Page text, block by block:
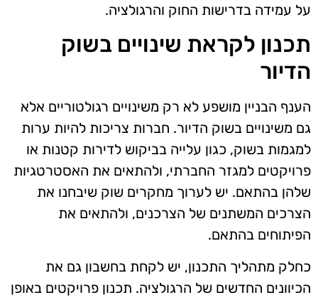
על עמידה בדרישות החוק והרגולציה.
תכנון לקראת שינויים בשוק
הדיור
הענף הבניין מושפע לא רק משינויים רגולטוריים אלא
גם משינויים בשוק הדיור. חברות צריכות להיות ערות
למגמות בשוק, כגון עלייה בביקוש לדירות קטנות או
פרויקטים למגזר החברתי, ולהתאים את האסטרטגיות
שלהן בהתאם. יש לערוך מחקרים שוק שיבחנו את
הצרכים המשתנים של הצרכנים, ולהתאים את
הפיתוחים בהתאם.
כחלק מתהליך התכנון, יש לקחת בחשבון גם את
הכיוונים החדשים של הרגולציה. תכנון פרויקטים באופן